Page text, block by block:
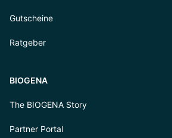
Gutscheine
Ratgeber
BIOGENA
The BIOGENA Story
Partner Portal